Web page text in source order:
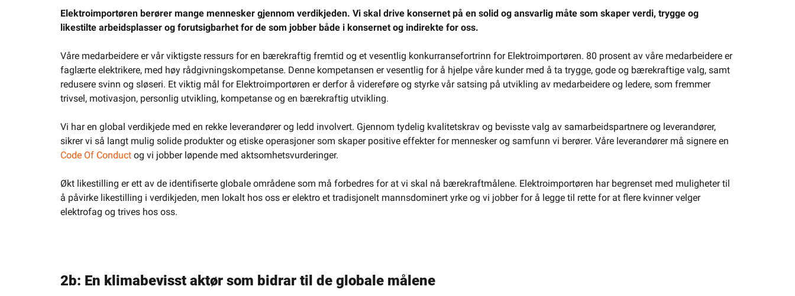
Elektroimportøren berører mange mennesker gjennom verdikjeden. Vi skal drive konsernet på en solid og ansvarlig måte som skaper verdi, trygge og
likestilte arbeidsplasser og forutsigbarhet for de som jobber både i konsernet og indirekte for oss.
Våre medarbeidere er vår viktigste ressurs for en bærekraftig fremtid og et vesentlig konkurransefortrinn for Elektroimportøren. 80 prosent av våre medarbeidere er
faglærte elektrikere, med høy rådgivningskompetanse. Denne kompetansen er vesentlig for å hjelpe våre kunder med å ta trygge, gode og bærekraftige valg, samt
redusere svinn og sløseri. Et viktig mål for Elektroimportøren er derfor å videreføre og styrke vår satsing på utvikling av medarbeidere og ledere, som fremmer
trivsel, motivasjon, personlig utvikling, kompetanse og en bærekraftig utvikling.
Vi har en global verdikjede med en rekke leverandører og ledd involvert. Gjennom tydelig kvalitetskrav og bevisste valg av samarbeidspartnere og leverandører,
sikrer vi så langt mulig solide produkter og etiske operasjoner som skaper positive effekter for mennesker og samfunn vi berører. Våre leverandører må signere en
Code Of Conduct og vi jobber løpende med aktsomhetsvurderinger.
Økt likestilling er ett av de identifiserte globale områdene som må forbedres for at vi skal nå bærekraftmålene. Elektroimportøren har begrenset med muligheter til
å påvirke likestilling i verdikjeden, men lokalt hos oss er elektro et tradisjonelt mannsdominert yrke og vi jobber for å legge til rette for at flere kvinner velger
elektrofag og trives hos oss.
2b: En klimabevisst aktør som bidrar til de globale målene